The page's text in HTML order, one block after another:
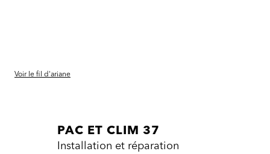
Voir le fil d'ariane
PAC ET CLIM 37
Installation et réparation